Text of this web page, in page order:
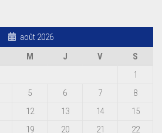
août 2026
M J V
S
1
5 6 7
8
12 13 14
15
19 20 21
22